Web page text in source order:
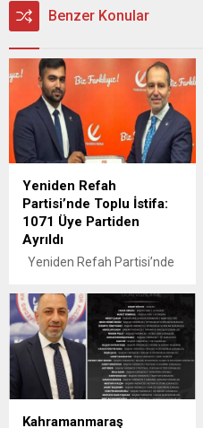
Benzer Konular
Yeniden Refah
Partisi’nde Toplu İstifa:
1071 Üye Partiden
Ayrıldı
Yeniden Refah Partisi’nde
Partinin Mahalli İdareler Eski
Başkanı Faruk Başel, Gençlik
Kolları İl Başkanı Tatar
Abdurrahim Telli, gençlik
kolları il ve ilçe
yönetimlerinden üyelerle
mevcut yönetim anlayışı ve
Kahramanmaraş